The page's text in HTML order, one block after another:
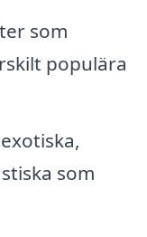
som
populära
som